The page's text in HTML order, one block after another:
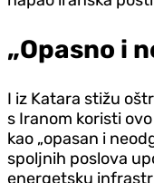
„Opasno i
I iz Katara stižu
s Iranom koristi
kao „opasan i
spoljnih poslova
energetsku